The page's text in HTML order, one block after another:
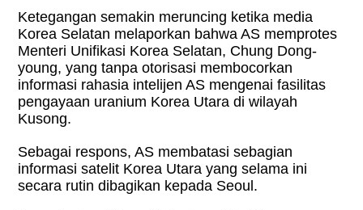
Ketegangan semakin meruncing ketika media
Korea Selatan melaporkan bahwa AS memprotes
Menteri Unifikasi Korea Selatan, Chung Dong-
young, yang tanpa otorisasi membocorkan
informasi rahasia intelijen AS mengenai fasilitas
pengayaan uranium Korea Utara di wilayah
Kusong.
Sebagai respons, AS membatasi sebagian
informasi satelit Korea Utara yang selama ini
secara rutin dibagikan kepada Seoul.